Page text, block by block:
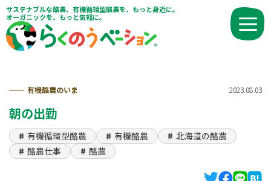
サステナブルな酪農、有機循環型酪農を、もっと身近に。
オーガニックを、もっと気軽に。
有機酪農のいま 2023.08.03
朝の出勤
有機循環型酪農 有機酪農
北海道の酪農
酪農仕事
酪農